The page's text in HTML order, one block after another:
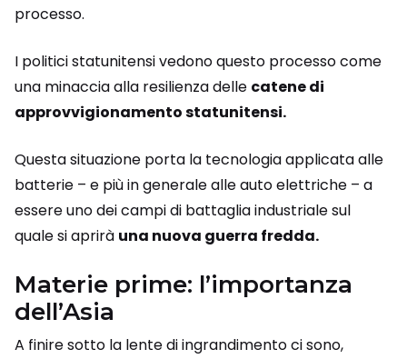
processo.
I politici statunitensi vedono questo processo come
una minaccia alla resilienza delle catene di
approvvigionamento statunitensi.
Questa situazione porta la tecnologia applicata alle
batterie – e più in generale alle auto elettriche – a
essere uno dei campi di battaglia industriale sul
quale si aprirà una nuova guerra fredda.
Materie prime: l’importanza
dell’Asia
A finire sotto la lente di ingrandimento ci sono,